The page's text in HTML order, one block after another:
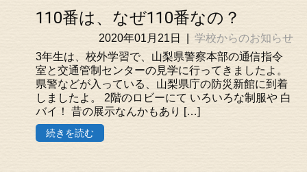
110番は、なぜ110番なの？
2020年01月21日
学校からのお知らせ
3年生は、校外学習で、山梨県警察本部の通信指令
室と交通管制センターの見学に行ってきましたよ。
県警などが入っている、山梨県庁の防災新館に到着
しましたよ。 2階のロビーにて いろいろな制服や 白
バイ！ 昔の展示なんかもあり […]
続きを読む